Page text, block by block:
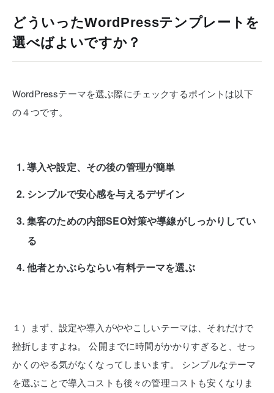
どういったWordPressテンプレートを
選べばよいですか？
WordPressテーマを選ぶ際にチェックするポイントは以下
の４つです。
導入や設定、その後の管理が簡単
シンプルで安心感を与えるデザイン
集客のための内部SEO対策や導線がしっかりしてい
る
他者とかぶらならい有料テーマを選ぶ
１）まず、設定や導入がややこしいテーマは、それだけで
挫折しますよね。
公開までに時間がかかりすぎると、せっ
かくのやる気がなくなってしまいます。
シンプルなテーマ
を選ぶことで導入コストも後々の管理コストも安くなりま